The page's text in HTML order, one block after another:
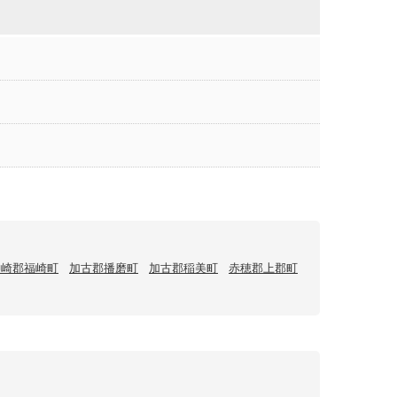
郡福崎町 加古郡播磨町 加古郡稲美町
赤穂郡上郡町